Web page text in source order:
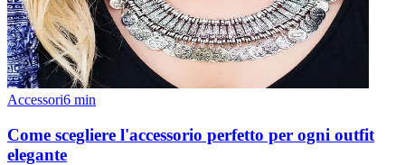
Accessori6 min
Come scegliere l'accessorio perfetto per ogni outfit
elegante